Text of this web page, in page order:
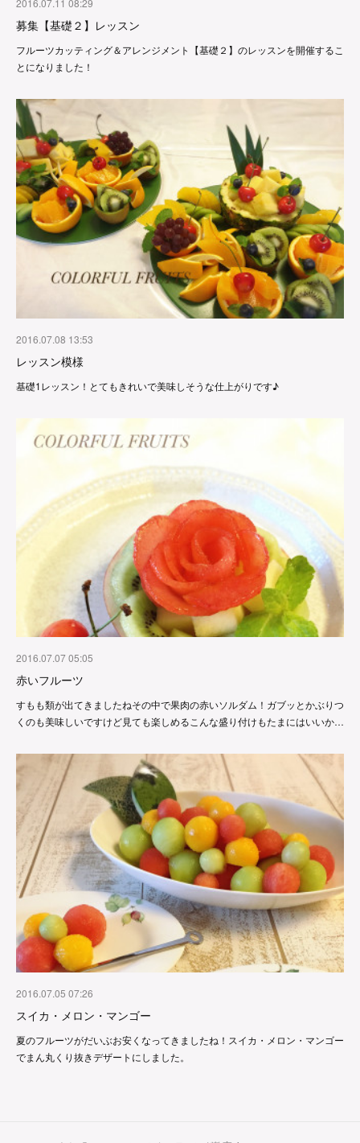
2016.07.11 08:29
募集【基礎２】レッスン
フルーツカッティング＆アレンジメント【基礎２】のレッスンを開催するこ
とになりました！
2016.07.08 13:53
レッスン模様
基礎1レッスン！とてもきれいで美味しそうな仕上がりです♪
2016.07.07 05:05
赤いフルーツ
すもも類が出てきましたねその中で果肉の赤いソルダム！ガブッとかぶりつ
くのも美味しいですけど見ても楽しめるこんな盛り付けもたまにはいいか…
2016.07.05 07:26
スイカ・メロン・マンゴー
夏のフルーツがだいぶお安くなってきましたね！スイカ・メロン・マンゴー
でまん丸くり抜きデザートにしました。